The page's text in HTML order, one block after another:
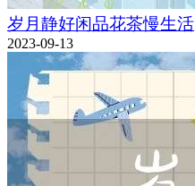
岁月静好闲品花茶慢生活
2023-09-13